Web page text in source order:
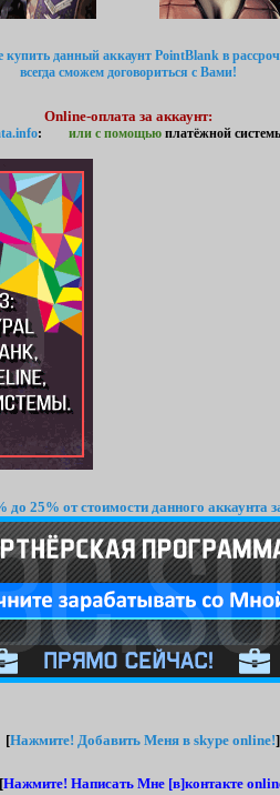
данный аккаунт PointBlank в
всегда сможем договориться с Вами!
Online-оплата за аккаунт:
: или с помощью платёжной
25% от стоимости данного аккаунта
Нажмите! Добавить Меня в skype online!]
Нажмите! Написать Мне [в]контакте